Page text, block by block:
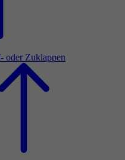
oder Zuklappen